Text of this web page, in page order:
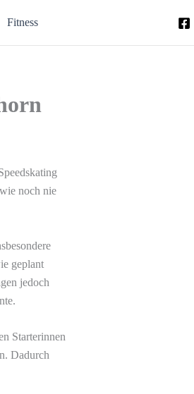
Fitness
noch nie
geplant
jedoch
Starterinnen
Dadurch